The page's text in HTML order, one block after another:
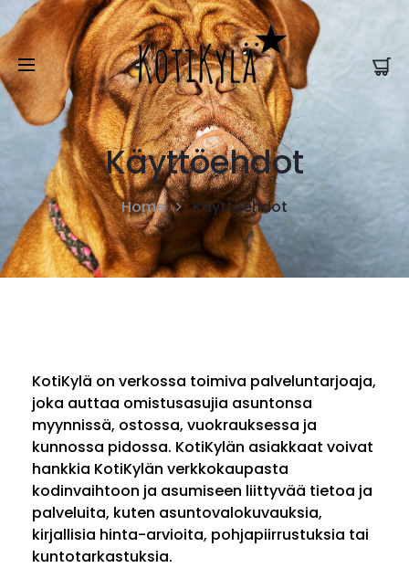
Käyttöehdot
Home Käyttöehdot
KotiKylä on verkossa toimiva palveluntarjoaja,
joka auttaa omistusasujia asuntonsa
myynnissä, ostossa, vuokrauksessa ja
kunnossa pidossa. KotiKylän asiakkaat voivat
hankkia KotiKylän verkkokaupasta
kodinvaihtoon ja asumiseen liittyvää tietoa ja
palveluita, kuten asuntovalokuvauksia,
kirjallisia hinta-arvioita, pohjapiirrustuksia tai
kuntotarkastuksia.